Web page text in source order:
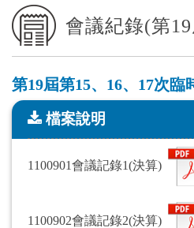
會議紀錄(第
第19屆第15、16、17次臨
檔案說明
檔案說明
1100901會議記錄1(決算)
1100902會議記錄2(決算)